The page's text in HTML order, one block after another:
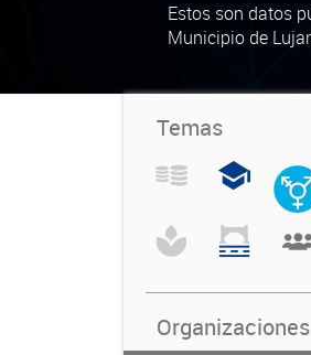
Estos son datos
Municipio de
Temas
Organizaciones